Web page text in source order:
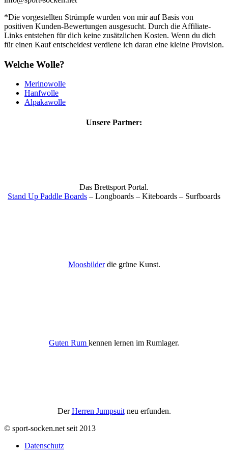
*Die vorgestellten Strümpfe wurden von mir auf Basis von
positiven Kunden-Bewertungen ausgesucht. Durch die Affiliate-
Links entstehen für dich keine zusätzlichen Kosten. Wenn du dich
für einen Kauf entscheidest verdiene ich daran eine kleine Provision.
Welche Wolle?
Merinowolle
Hanfwolle
Alpakawolle
Unsere Partner:
Das Brettsport Portal.
Stand Up Paddle Boards – Longboards – Kiteboards – Surfboards
Moosbilderdie grüne Kunst.
Guten Rum kennen lernen im Rumlager.
DerHerren Jumpsuitneu erfunden.
© sport-socken.net seit 2013
Datenschutz